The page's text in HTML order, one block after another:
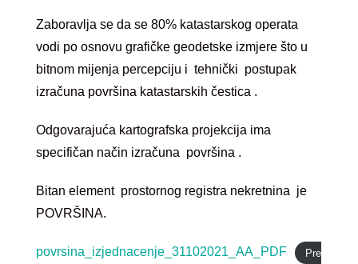
Zaboravlja se da se 80% katastarskog operata
vodi po osnovu grafičke geodetske izmjere što u
bitnom mijenja percepciju i tehnički postupak
izračuna površina katastarskih čestica .
Odgovarajuća kartografska projekcija ima
specifičan način izračuna površina .
Bitan element prostornog registra nekretnina je
POVRŠINA.
povrsina_izjednacenje_31102021_AA_PDF
Pre